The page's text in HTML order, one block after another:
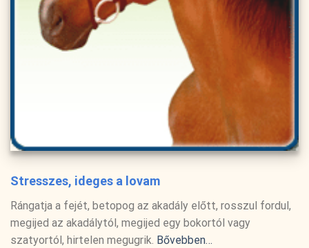
Stresszes, ideges a lovam
Rángatja a fejét, betopog az akadály előtt, rosszul fordul,
megijed az akadálytól, megijed egy bokortól vagy
szatyortól, hirtelen megugrik. Bővebben…